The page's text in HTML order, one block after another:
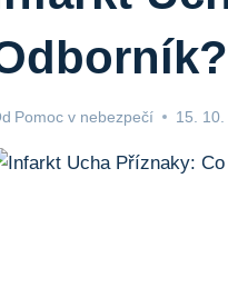
Pomoc v nebezpečí 15.